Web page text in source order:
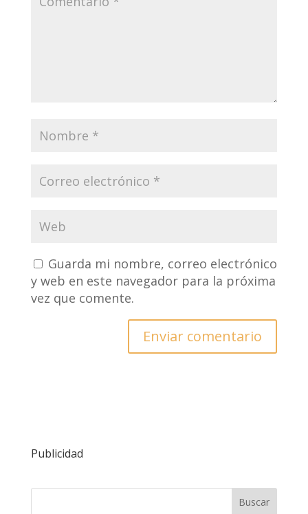
Guarda mi nombre, correo electrónico
y web en este navegador para la próxima
vez que comente.
Publicidad